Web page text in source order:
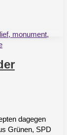
dagegen
Grünen, SPD